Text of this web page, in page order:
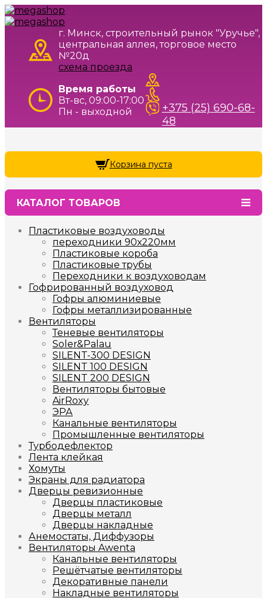
г. Минск, строительный рынок "Уручье",
центральная аллея, торговое место
№20д
схема проезда
Время работы
Вт-вс, 09:00-17:00
Пн - выходной
+375 (25) 690-68-
48
КАТАЛОГ ТОВАРОВ
Пластиковые воздуховоды
переходники 90х220мм
Пластиковые короба
Пластиковые трубы
Переходники к воздуховодам
Гофрированный воздуховод
Гофры алюминиевые
Гофры металлизированные
Вентиляторы
Теневые вентиляторы
Soler&Palau
SILENT-300 DESIGN
SILENT 100 DESIGN
SILENT 200 DESIGN
Вентиляторы бытовые
AirRoxy
ЭРА
Канальные вентиляторы
Промышленные вентиляторы
Турбодефлектор
Лента клейкая
Хомуты
Экраны для радиатора
Дверцы ревизионные
Дверцы пластиковые
Дверцы металл
Дверцы накладные
Анемостаты, Диффузоры
Вентиляторы Awenta
Канальные вентиляторы
Решётчатые вентиляторы
Декоративные панели
Накладные вентиляторы
Корзина пуста